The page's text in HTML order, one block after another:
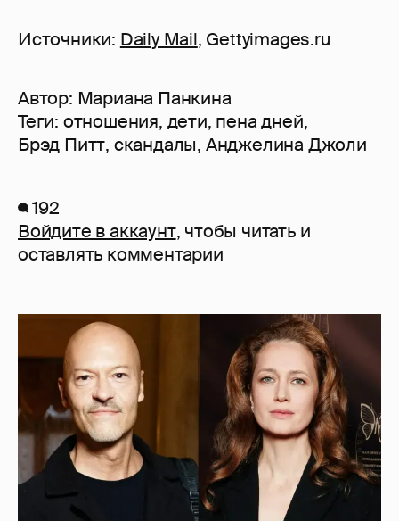
Источники: Daily Mail, Gettyimages.ru
Автор: Мариана Панкина
Теги: отношения, дети, пена дней,
Брэд Питт, скандалы, Анджелина Джоли
192
Войдите в аккаунт, чтобы читать и
оставлять комментарии